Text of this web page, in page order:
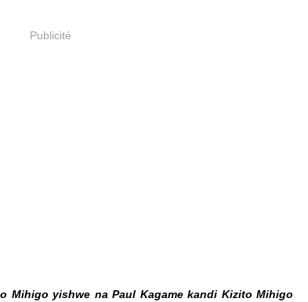
Publicité
Mihigo yishwe na Paul Kagame kandi Kizito Mihigo